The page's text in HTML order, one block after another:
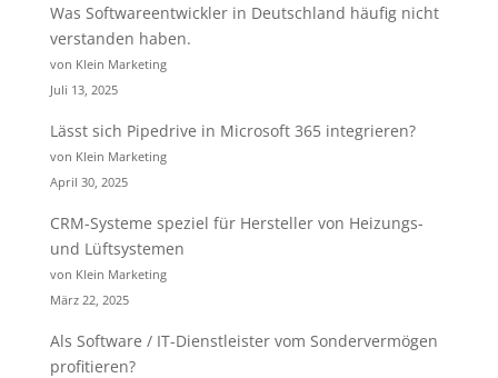
Was Softwareentwickler in Deutschland häufig nicht
verstanden haben.
von Klein Marketing
Juli 13, 2025
Lässt sich Pipedrive in Microsoft 365 integrieren?
von Klein Marketing
April 30, 2025
CRM-Systeme speziel für Hersteller von Heizungs-
und Lüftsystemen
von Klein Marketing
März 22, 2025
Als Software / IT-Dienstleister vom Sondervermögen
profitieren?